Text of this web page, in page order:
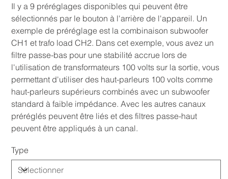
Il y a 9 préréglages disponibles qui peuvent être
sélectionnés par le bouton à l'arrière de l'appareil. Un
exemple de préréglage est la combinaison subwoofer
CH1 et trafo load CH2. Dans cet exemple, vous avez un
filtre passe-bas pour une stabilité accrue lors de
l'utilisation de transformateurs 100 volts sur la sortie, vous
permettant d'utiliser des haut-parleurs 100 volts comme
haut-parleurs supérieurs combinés avec un subwoofer
standard à faible impédance. Avec les autres canaux
préréglés peuvent être liés et des filtres passe-haut
peuvent être appliqués à un canal.
Type